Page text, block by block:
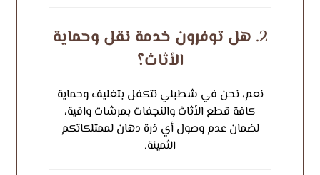
2. هل توفرون خدمة نقل وحماية
الأثاث؟
نعم، نحن في شطبلي نتكفل بتغليف وحماية
كافة قطع الأثاث والنجفات بمرشات واقية،
لضمان عدم وصول أي ذرة دهان لممتلكاتكم
الثمينة.